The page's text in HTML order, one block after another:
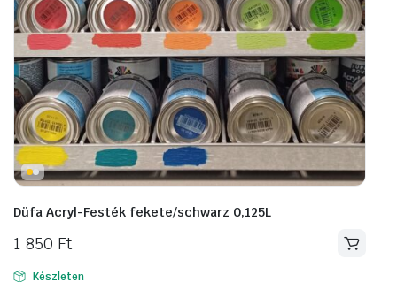
Düfa Acryl-Festék fekete/schwarz 0,125L
1 850 Ft
Készleten